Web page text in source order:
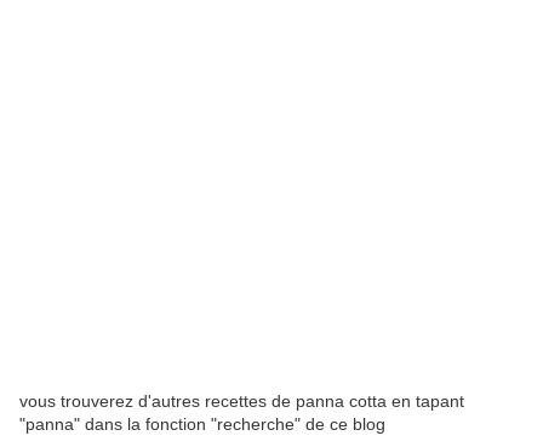
vous trouverez d'autres recettes de panna cotta en tapant
"panna" dans la fonction "recherche" de ce blog